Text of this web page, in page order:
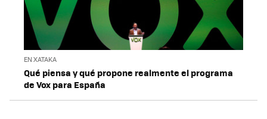
EN XATAKA
Qué piensa y qué propone realmente el programa
de Vox para España